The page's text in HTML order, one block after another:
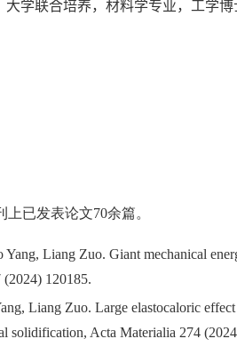
大学联合培养，材料学专业，工学博
上已发表论文70余篇。
Yang, Liang Zuo. Giant mechanical
(2024) 120185.
Liang Zuo. Large elastocaloric
solidification, Acta Materialia 274